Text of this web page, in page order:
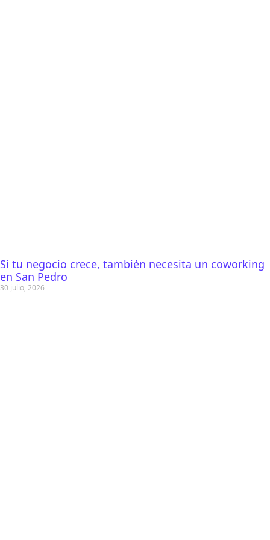
Si tu negocio crece, también necesita un coworking
en San Pedro
30 julio, 2026